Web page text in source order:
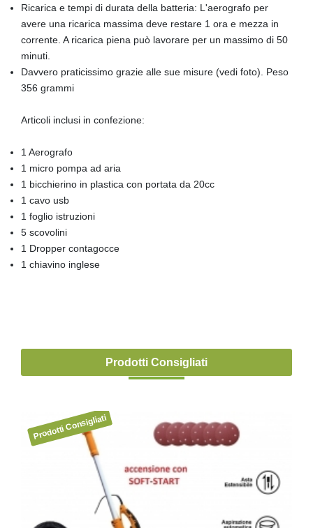
Ricarica e tempi di durata della batteria: L'aerografo per
avere una ricarica massima deve restare 1 ora e mezza in
corrente. A ricarica piena può lavorare per un massimo di 50
minuti.
Davvero praticissimo grazie alle sue misure (vedi foto). Peso
356 grammi
Articoli inclusi in confezione:
1 Aerografo
1 micro pompa ad aria
1 bicchierino in plastica con portata da 20cc
1 cavo usb
1 foglio istruzioni
5 scovolini
1 Dropper contagocce
1 chiavino inglese
Prodotti Consigliati